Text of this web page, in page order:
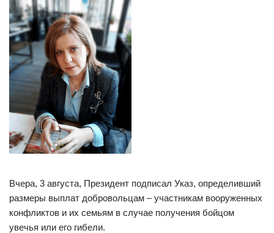
Вчера, 3 августа, Президент подписал Указ, определивший
размеры выплат добровольцам – участникам вооруженных
конфликтов и их семьям в случае получения бойцом
увечья или его гибели.